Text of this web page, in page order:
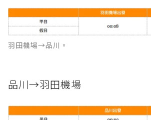
羽田機場→品川。
品川→羽田機場